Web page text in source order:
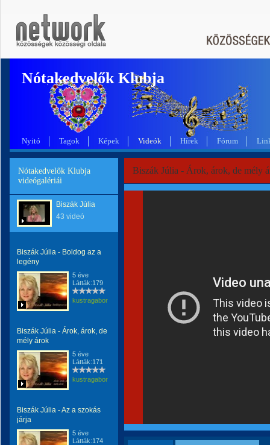
Nótakedvelők Klubja
Nyitó Tagok Képek Videók Hírek Fórum
Nótakedvelők Klubja
videógalériái
Biszák Júlia
43 videó
Biszák Júlia - Boldog az a
legény
5 éve
Látták:179
kustragabor
Biszák Júlia - Árok, árok, de
mély árok
5 éve
Látták:171
kustragabor
Biszák Júlia - Az a szokás
járja
5 éve
Látták:174
Biszák Júlia - Árok, árok, de mély